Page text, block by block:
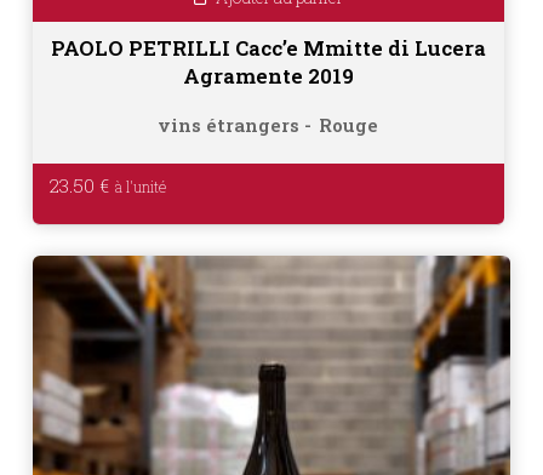
PAOLO PETRILLI Cacc’e Mmitte di Lucera
Agramente 2019
vins étrangers Rouge
23.50 €